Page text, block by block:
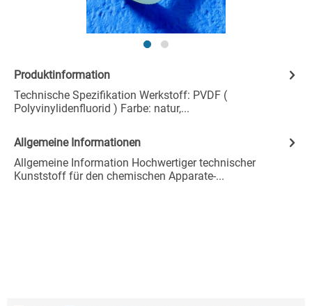
Produktinformation
Technische Spezifikation Werkstoff: PVDF (
Polyvinylidenfluorid ) Farbe: natur,...
Allgemeine Informationen
Allgemeine Information Hochwertiger technischer
Kunststoff für den chemischen Apparate-...